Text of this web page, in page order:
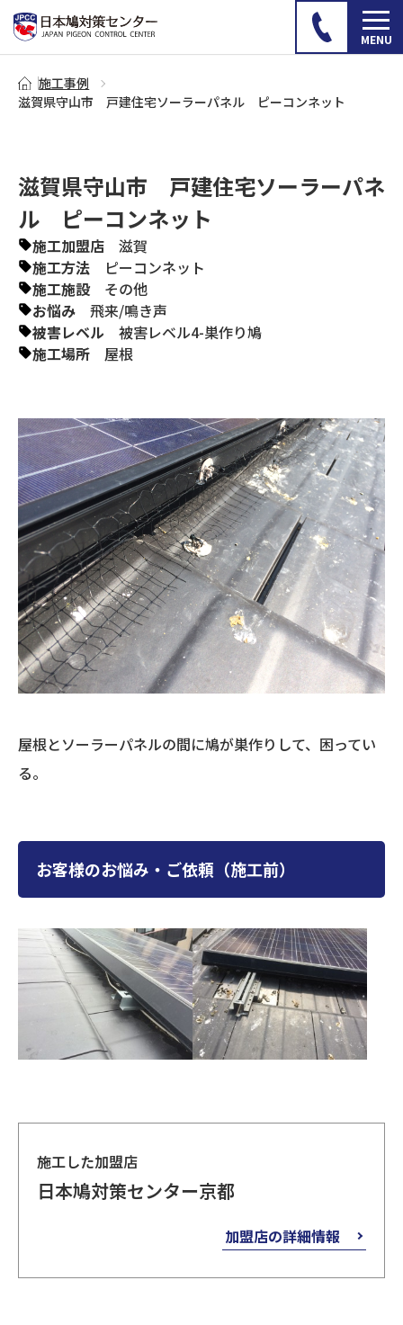
施工事例
滋賀県守山市 戸建住宅ソーラーパネル ピーコンネット
滋賀県守山市 戸建住宅ソーラーパネ
ル ピーコンネット
施工加盟店
滋賀
施工方法
ピーコンネット
施工施設
その他
お悩み
飛来/鳴き声
被害レベル
被害レベル4-巣作り鳩
施工場所
屋根
屋根とソーラーパネルの間に鳩が巣作りして、困ってい
る。
お客様のお悩み・ご依頼（施工前）
施工した加盟店
日本鳩対策センター京都
加盟店の詳細情報